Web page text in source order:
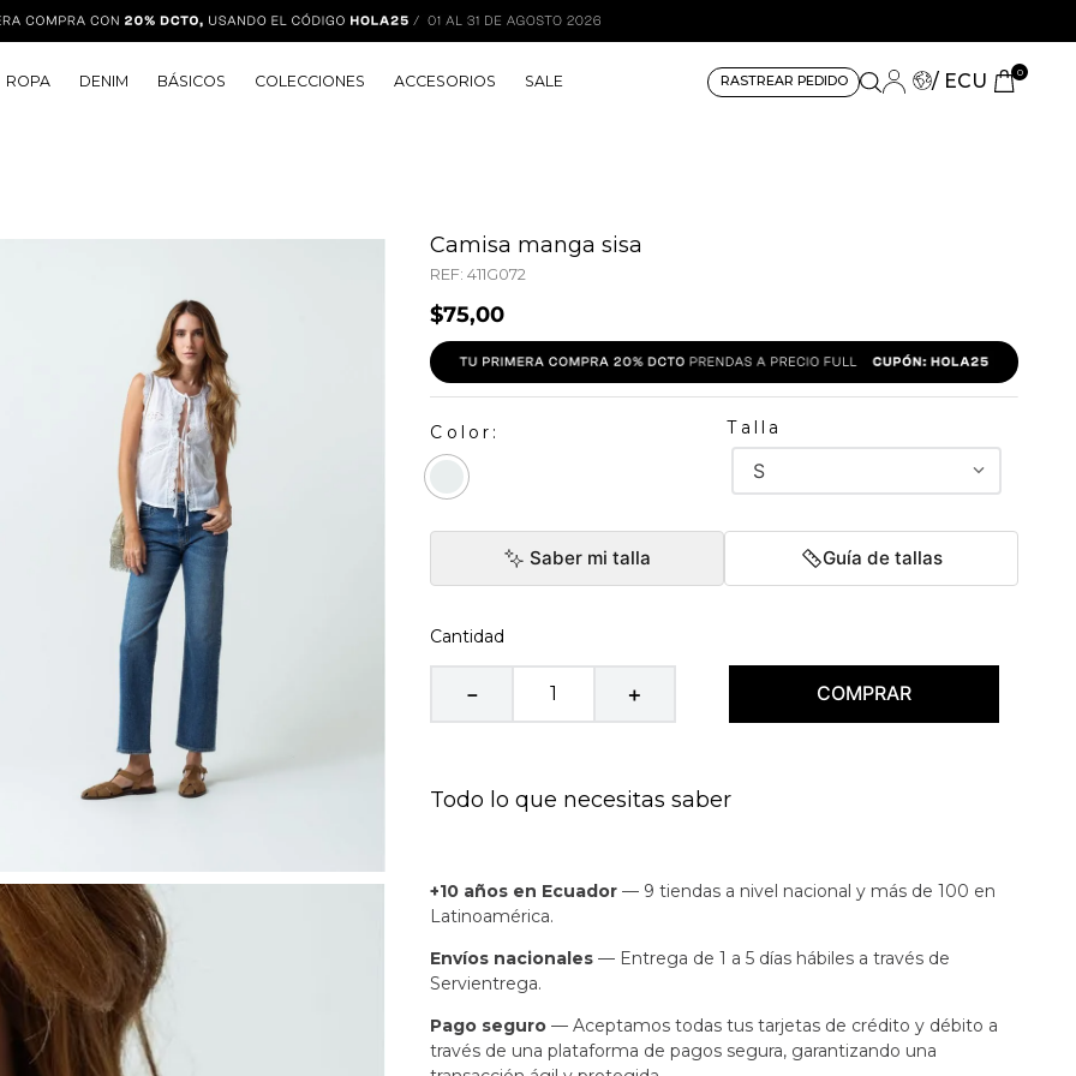
ROPA DENIM BÁSICOS COLECCIONES ACCESORIOS SALE RASTREAR PEDIDO / ECU 0
Camisa manga sisa
REF:411G072
$75,00
Talla
S
Saber mi talla Guía de tallas
Cantidad
＋
－ COMPRAR
Todo lo que necesitas saber
+10 años en Ecuador — 9 tiendas a nivel nacional y más de 100 en
Latinoamérica.
Envíos nacionales — Entrega de 1 a 5 días hábiles a través de
Servientrega.
Pago seguro — Aceptamos todas tus tarjetas de crédito y débito a
través de una plataforma de pagos segura, garantizando una